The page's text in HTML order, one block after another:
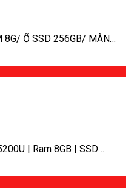
Ổ SSD 256GB/ MÀN
| Ram 8GB | SSD